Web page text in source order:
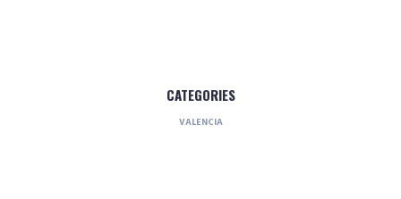
CATEGORIES
VALENCIA